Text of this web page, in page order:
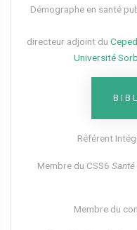
Démographe en santé
directeur adjoint du Ceped
Université
Référent
Membre du CSS6​
Membre du